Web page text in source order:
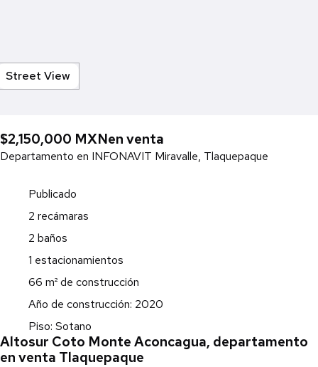
Street View
$2,150,000 MXNen venta
Departamento en INFONAVIT Miravalle, Tlaquepaque
Publicado
2 recámaras
2 baños
1 estacionamientos
66 m² de construcción
Año de construcción: 2020
Piso: Sotano
Altosur Coto Monte Aconcagua, departamento
en venta Tlaquepaque